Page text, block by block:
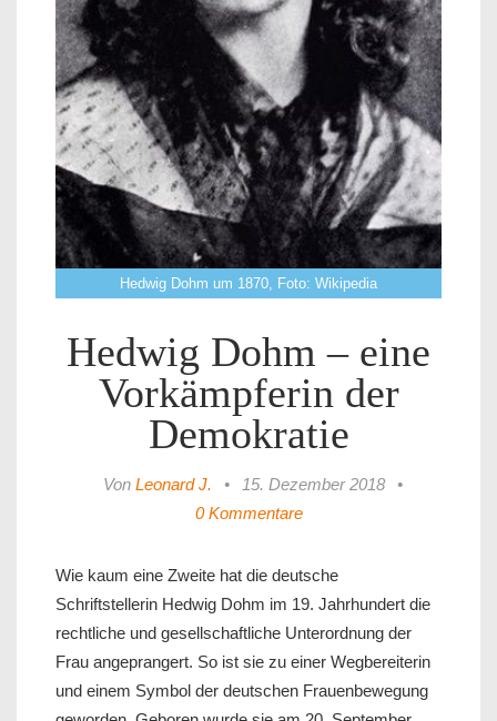
Hedwig Dohm um 1870, Foto: Wikipedia
Hedwig Dohm – eine
Vorkämpferin der
Demokratie
Von Leonard J. • 15. Dezember 2018
•
0 Kommentare
Wie kaum eine Zweite hat die deutsche
Schriftstellerin Hedwig Dohm im 19. Jahrhundert die
rechtliche und gesellschaftliche Unterordnung der
Frau angeprangert. So ist sie zu einer Wegbereiterin
und einem Symbol der deutschen Frauenbewegung